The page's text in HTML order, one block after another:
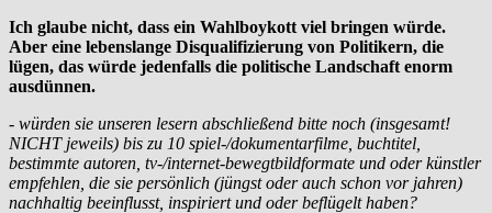
Ich glaube nicht, dass ein Wahlboykott viel bringen würde.
Aber eine lebenslange Disqualifizierung von Politikern, die
lügen, das würde jedenfalls die politische Landschaft enorm
ausdünnen.
- würden sie unseren lesern abschließend bitte noch (insgesamt!
NICHT jeweils) bis zu 10 spiel-/dokumentarfilme, buchtitel,
bestimmte autoren, tv-/internet-bewegtbildformate und oder künstler
empfehlen, die sie persönlich (jüngst oder auch schon vor jahren)
nachhaltig beeinflusst, inspiriert und oder beflügelt haben?